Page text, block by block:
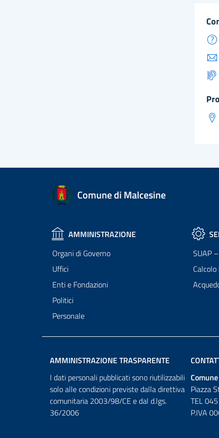
Comune di Malcesine
AMMINISTRAZIONE
Organi di Governo
Uffici
Enti e Fondazioni
Politici
Personale
SUAP
AMMINISTRAZIONE TRASPARENTE
I dati personali pubblicati sono riutilizzabili
solo alle condizioni previste dalla direttiva
comunitaria 2003/98/CE e dal d.lgs.
36/2006
Piazza
TEL
P.IVA